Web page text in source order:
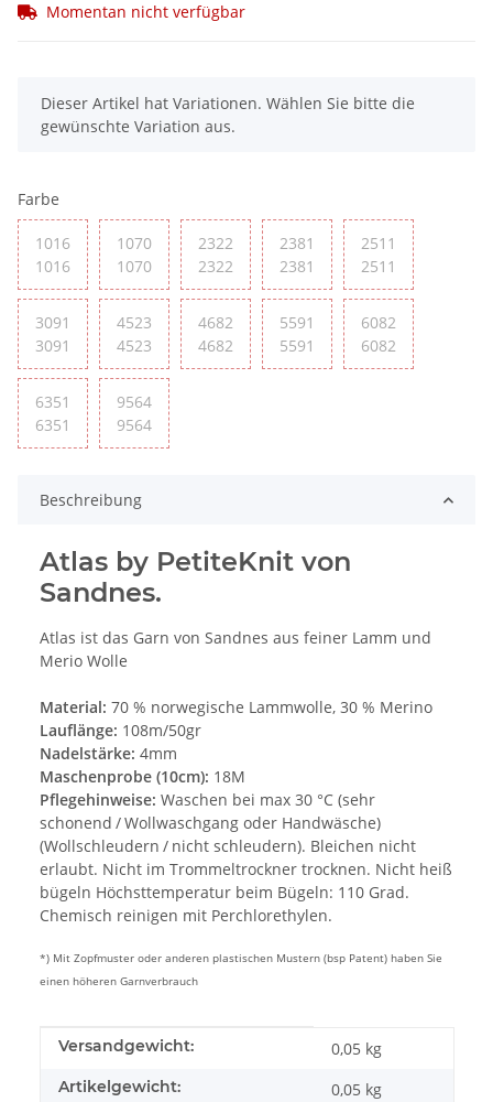
Momentan nicht verfügbar
x
Dieser Artikel hat Variationen. Wählen Sie bitte die
gewünschte Variation aus.
Farbe
1016
1016
1070
1070
2322
2322
2381
2381
2511
2511
3091
3091
4523
4523
4682
4682
5591
5591
6082
6082
6351
6351
9564
9564
Beschreibung
Atlas by PetiteKnit von
Sandnes.
Atlas ist das Garn von Sandnes aus feiner Lamm und
Merio Wolle
Material: 70 % norwegische Lammwolle, 30 % Merino
Lauflänge: 108m/50gr
Nadelstärke: 4mm
Maschenprobe (10cm): 18M
Pflegehinweise: Waschen bei max 30 °C (sehr
schonend / Wollwaschgang oder Handwäsche)
(Wollschleudern / nicht schleudern). Bleichen nicht
erlaubt. Nicht im Trommeltrockner trocknen. Nicht heiß
bügeln Höchsttemperatur beim Bügeln: 110 Grad.
Chemisch reinigen mit Perchlorethylen.
*) Mit Zopfmuster oder anderen plastischen Mustern (bsp Patent) haben Sie
einen höheren Garnverbrauch
Produkteigenschaft
Wert
Versandgewicht: 0,05 kg
Artikelgewicht: 0,05 kg